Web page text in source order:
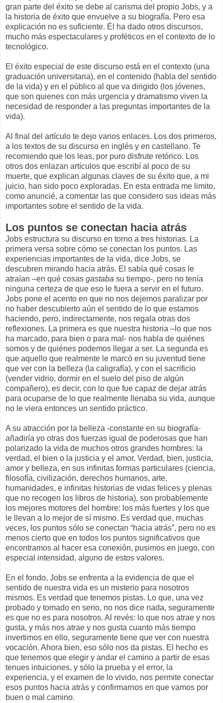
gran parte del éxito se debe al carisma del propio Jobs, y a
la historia de éxito que envuelve a su biografía. Pero esa
explicación no es suficiente. Él ha dado otros discursos,
mucho más espectaculares y proféticos en el contexto de lo
tecnológico.
El éxito especial de este discurso está en el contexto (una
graduación universitaria), en el contenido (habla del sentido
de la vida) y en el público al que va dirigido (los jóvenes,
que son quienes con más urgencia y dramatismo viven la
necesidad de responder a las preguntas importantes de la
vida).
Al final del artículo te dejo varios enlaces. Los dos primeros,
a los textos de su discurso en inglés y en castellano. Te
recomiendo que los leas, por puro disfrute retórico. Los
otros dos enlazan artículos que escribí al poco de su
muerte, que explican algunas claves de su éxito que, a mi
juicio, han sido poco exploradas. En esta entrada me limito,
como anuncié, a comentar las que considero sus ideas más
importantes sobre el sentido de la vida.
Los puntos se conectan hacia atrás
Jobs estructura su discurso en torno a tres historias. La
primera versa sobre cómo se conectan los puntos. Las
experiencias importantes de la vida, dice Jobs, se
descubren mirando hacia atrás. El sabía qué cosas le
atraían –en qué cosas gastaba su tiempo-, pero no tenía
ninguna certeza de que eso le fuera a servir en el futuro.
Jobs pone el acento en que no nos dejemos paralizar por
no haber descubierto aún el sentido de lo que estamos
haciendo, pero, indirectamente, nos regala otras dos
reflexiones. La primera es que nuestra historia –lo que nos
ha marcado, para bien o para mal- nos habla de quiénes
somos y de quiénes podemos llegar a ser. La segunda es
que aquello que realmente le marcó en su juventud tiene
que ver con la belleza (la caligrafía), y con el sacrificio
(vender vidrio, dormir en el suelo del piso de algún
compañero), es decir, con lo que fue capaz de dejar atrás
para ocuparse de lo que realmente llenaba su vida, aunque
no le viera entonces un sentido práctico.
A su atracción por la belleza -constante en su biografía-
añadiría yo otras dos fuerzas igual de poderosas que han
polarizado la vida de muchos otros grandes hombres: la
verdad, el bien o la justicia y el amor. Verdad, bien, justicia,
amor y belleza, en sus infinitas formas particulares (ciencia,
filosofía, civilización, derechos humanos, arte,
humanidades, e infinitas historias de vidas felices y plenas
que no recogen los libros de historia), son probablemente
los mejores motores del hombre: los más fuertes y los que
le llevan a lo mejor de sí mismo. Es verdad que, muchas
veces, los puntos sólo se conectan “hacia atrás”, pero no es
menos cierto que en todos los puntos significativos que
encontramos al hacer esa conexión, pusimos en juego, con
especial intensidad, alguno de estos valores.
En el fondo, Jobs se enfrenta a la evidencia de que el
sentido de nuestra vida es un misterio para nosotros
mismos. Es verdad que tenemos pistas. Lo que, una vez
probado y tomado en serio, no nos dice nada, seguramente
es que no es para nosotros. Al revés: lo que nos atrae y nos
gusta, y más nos atrae y nos gusta cuanto más tiempo
invertimos en ello, seguramente tiene que ver con nuestra
vocación. Ahora bien, eso sólo nos da pistas. El hecho es
que tenemos que elegir y andar el camino a partir de esas
tenues intuiciones, y sólo la prueba y el error, la
experiencia, y el examen de lo vivido, nos permite conectar
esos puntos hacia atrás y confirmarnos en que vamos por
buen o mal camino.